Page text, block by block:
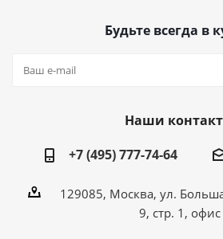
Будьте всегда в
Наши
+7 (495) 777-74-64
129085, Москва, ул.
9, стр. 1,